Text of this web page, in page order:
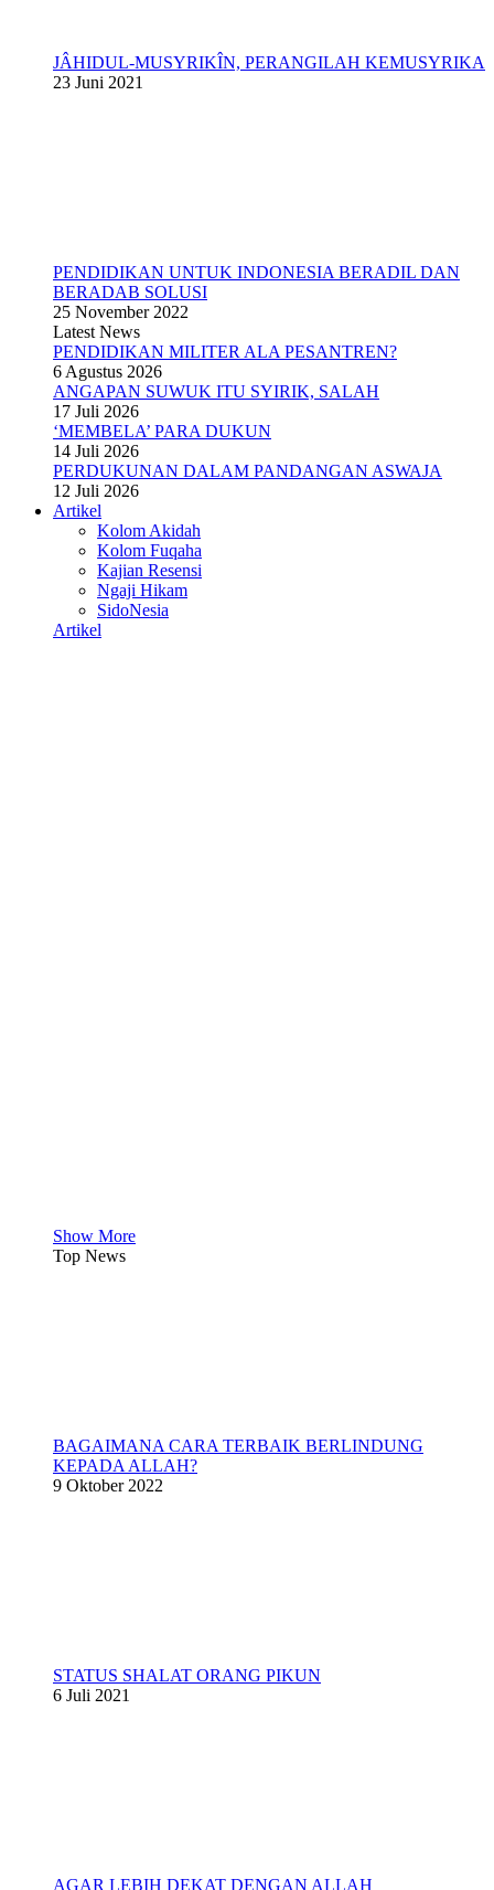
JÂHIDUL-MUSYRIKÎN, PERANGILAH KEMUSYRIKA
23 Juni 2021
PENDIDIKAN UNTUK INDONESIA BERADIL DAN
BERADAB SOLUSI
25 November 2022
Latest News
PENDIDIKAN MILITER ALA PESANTREN?
6 Agustus 2026
ANGAPAN SUWUK ITU SYIRIK, SALAH
17 Juli 2026
‘MEMBELA’ PARA DUKUN
14 Juli 2026
PERDUKUNAN DALAM PANDANGAN ASWAJA
12 Juli 2026
Artikel
Kolom Akidah
Kolom Fuqaha
Kajian Resensi
Ngaji Hikam
SidoNesia
Artikel
Show More
Top News
BAGAIMANA CARA TERBAIK BERLINDUNG
KEPADA ALLAH?
9 Oktober 2022
STATUS SHALAT ORANG PIKUN
6 Juli 2021
AGAR LEBIH DEKAT DENGAN ALLAH